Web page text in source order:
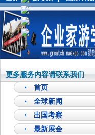
更多服务内容请联系我们
首页
全球新闻
出国考察
最新展会
AIE